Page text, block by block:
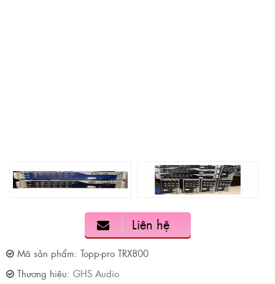
Liên hệ
Mã sản phẩm: Topp-pro TRX800
Thương hiệu: GHS Audio